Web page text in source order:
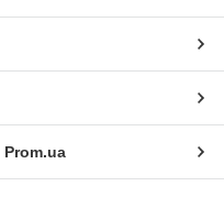
Prom.ua